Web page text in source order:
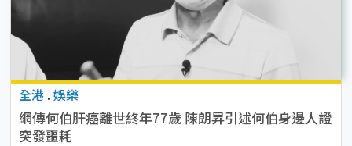
全港 . 娛樂
網傳何伯肝癌離世終年77歲 陳朗昇引述何伯身邊人證
突發噩耗